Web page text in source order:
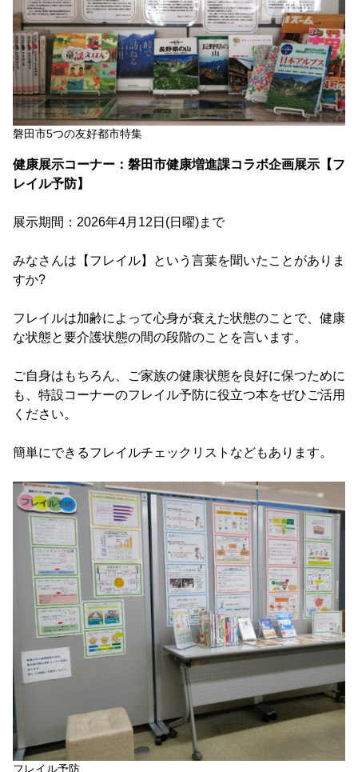
磐田市5つの友好都市特集
健康展示コーナー：磐田市健康増進課コラボ企画展示【フ
レイル予防】
展示期間：2026年4月12日(日曜)まで
みなさんは【フレイル】という言葉を聞いたことがありま
すか?
フレイルは加齢によって心身が衰えた状態のことで、健康
な状態と要介護状態の間の段階のことを言います。
ご自身はもちろん、ご家族の健康状態を良好に保つために
も、特設コーナーのフレイル予防に役立つ本をぜひご活用
ください。
簡単にできるフレイルチェックリストなどもあります。
フレイル予防